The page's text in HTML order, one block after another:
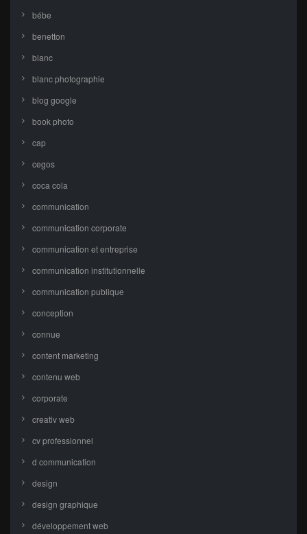
bébe
benetton
blanc
blanc photographie
blog google
book photo
cap
cegos
coca cola
communication
communication corporate
communication et entreprise
communication institutionnelle
communication publique
conception
connue
content marketing
contenu web
corporate
creativ web
cv professionnel
d communication
design
design graphique
développement web